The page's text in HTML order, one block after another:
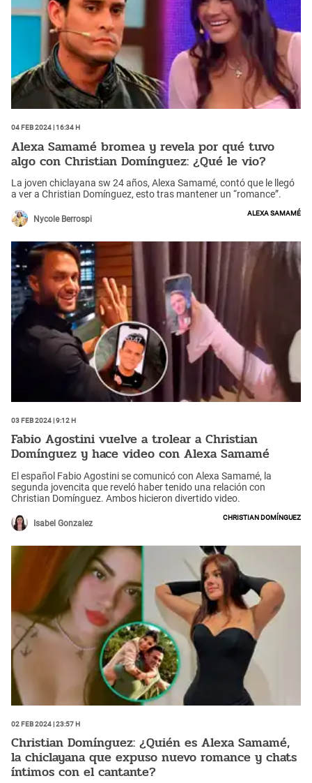
04 Feb 2024 | 16:34 h
Alexa Samamé bromea y revela por qué tuvo
algo con Christian Domínguez: ¿Qué le vio?
La joven chiclayana sw 24 años, Alexa Samamé, contó que le llegó
a ver a Christian Domínguez, esto tras mantener un “romance”.
Nycole Berrospi
Alexa Samamé
03 Feb 2024 | 9:12 h
Fabio Agostini vuelve a trolear a Christian
Domínguez y hace video con Alexa Samamé
El español Fabio Agostini se comunicó con Alexa Samamé, la
segunda jovencita que reveló haber tenido una relación con
Christian Domínguez. Ambos hicieron divertido video.
Isabel Gonzalez
Christian Domínguez
02 Feb 2024 | 23:57 h
Christian Domínguez: ¿Quién es Alexa Samamé,
la chiclayana que expuso nuevo romance y chats
íntimos con el cantante?